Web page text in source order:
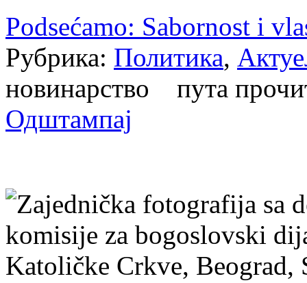
Podsećamo: Sabornost i
Рубрика: Политика,
новинарство пута
Одштампај